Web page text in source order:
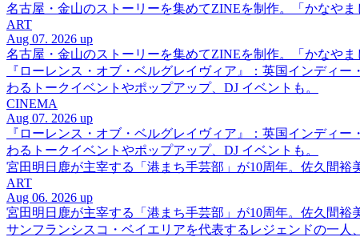
名古屋・金山のストーリーを集めてZINEを制作。「かなや
ART
Aug 07. 2026 up
名古屋・金山のストーリーを集めてZINEを制作。「かなや
『ローレンス・オブ・ベルグレイヴィア』：英国インディ
わるトークイベントやポップアップ、DJ イベントも。
CINEMA
Aug 07. 2026 up
『ローレンス・オブ・ベルグレイヴィア』：英国インディ
わるトークイベントやポップアップ、DJ イベントも。
宮田明日鹿が主宰する「港まち手芸部」が10周年。佐久間裕
ART
Aug 06. 2026 up
宮田明日鹿が主宰する「港まち手芸部」が10周年。佐久間裕
サンフランシスコ・ベイエリアを代表するレジェンドの一人